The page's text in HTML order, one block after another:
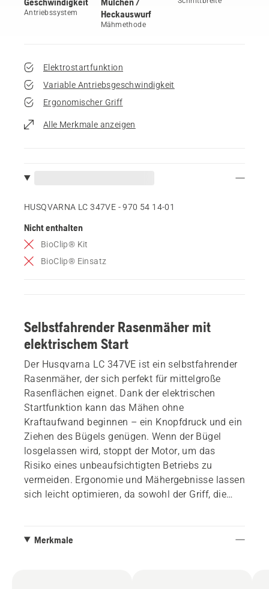
Antriebssystem
Heckauswurf
Mähmethode
Elektrostartfunktion
Variable Antriebsgeschwindigkeit
Ergonomischer Griff
Alle Merkmale anzeigen
HUSQVARNA LC 347VE - 970 54 14‑01
Nicht enthalten
BioClip® Kit
BioClip® Einsatz
Selbstfahrender Rasenmäher mit
elektrischem Start
Der Husqvarna LC 347VE ist ein selbstfahrender
Rasenmäher, der sich perfekt für mittelgroße
Rasenflächen eignet. Dank der elektrischen
Startfunktion kann das Mähen ohne
Kraftaufwand beginnen – ein Knopfdruck und ein
Ziehen des Bügels genügen. Wenn der Bügel
losgelassen wird, stoppt der Motor, um das
Risiko eines unbeaufsichtigten Betriebs zu
vermeiden. Ergonomie und Mähergebnisse lassen
sich leicht optimieren, da sowohl der Griff, die
Lagerung nimmt der Rasenmäher aufgrund der
Merkmale